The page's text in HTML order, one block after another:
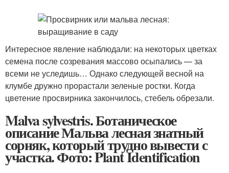
Интересное явление наблюдали: на некоторых цветках
семена после созревания массово осыпались — за
всеми не уследишь… Однако следующей весной на
клумбе дружно прорастали зеленые ростки. Когда
цветение просвирника закончилось, стебель обрезали.
Malva sylvestris. Ботаническое
описание Мальва лесная знатный
сорняк, который трудно вывести с
участка. Фото: Plant Identification